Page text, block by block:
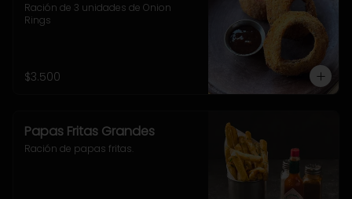
Ración de 3 unidades de Onion
Rings
$3.500
Papas Fritas Grandes
Ración de papas fritas.